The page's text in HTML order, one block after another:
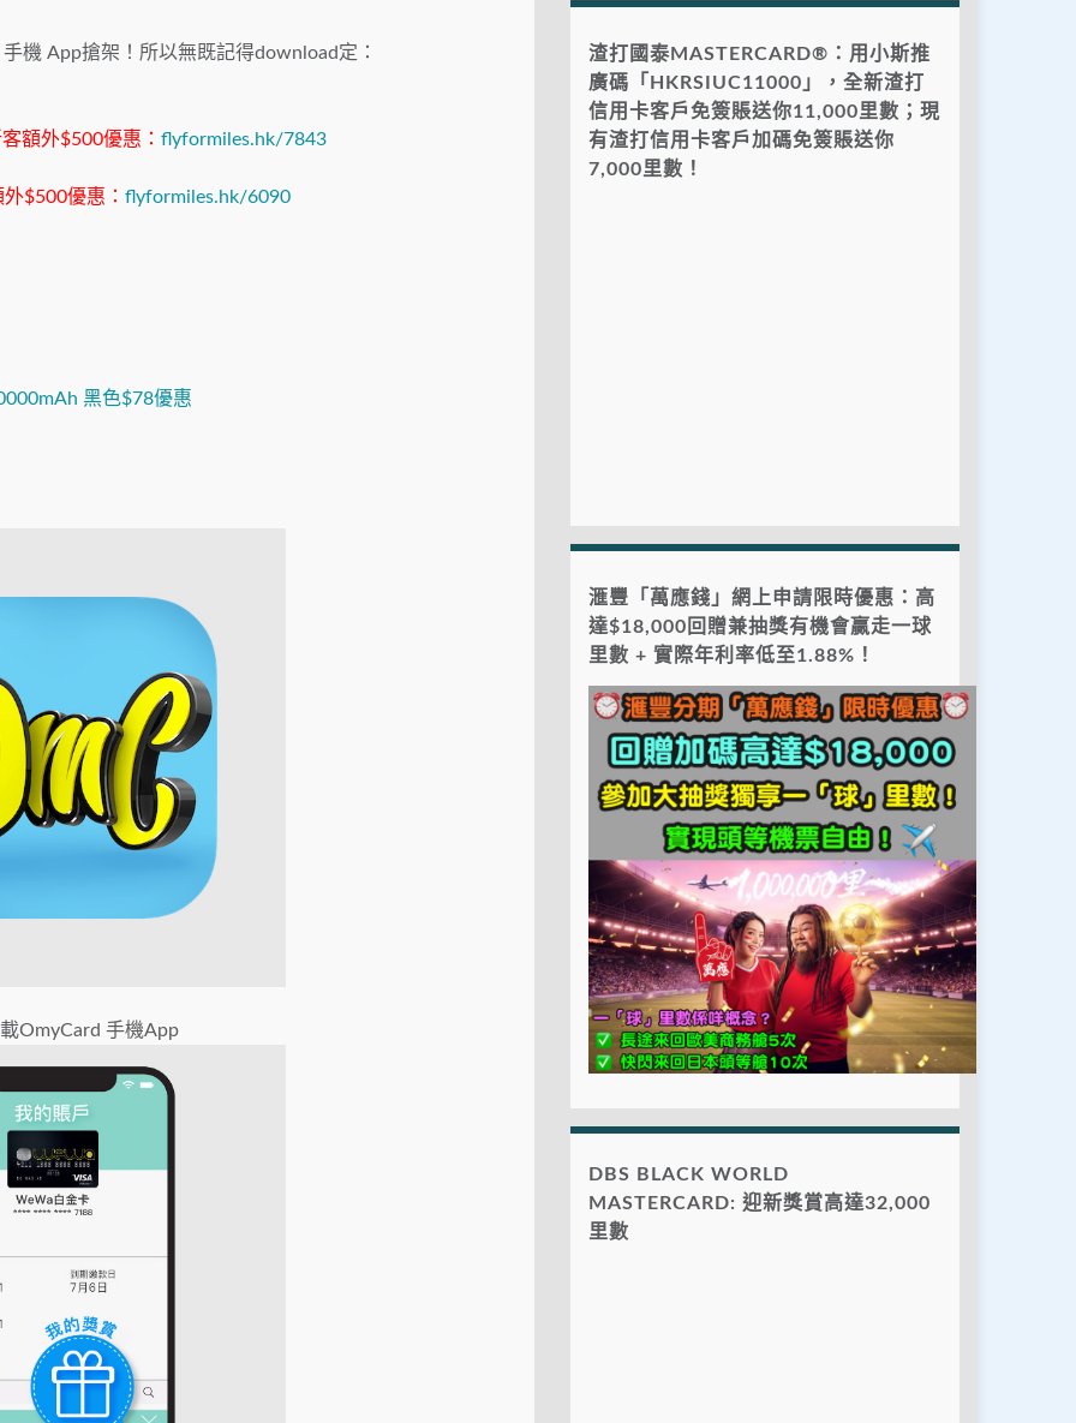
機 App搶架！所以無既記得download定：
額外$500優惠： flyformiles.hk/7843
$500優惠： flyformiles.hk/6090
黑色$78優惠
OmyCard 手機App
渣打國泰MASTERCARD®：用小斯推
廣碼「HKRSIUC11000」，全新渣打
信用卡客戶免簽賬送你11,000里數；現
有渣打信用卡客戶加碼免簽賬送你
7,000里數！
滙豐「萬應錢」網上申請限時優惠：高
達$18,000回贈兼抽獎有機會贏走一球
里數 + 實際年利率低至1.88%！
DBS BLACK WORLD
MASTERCARD: 迎新獎賞高達32,000
里數